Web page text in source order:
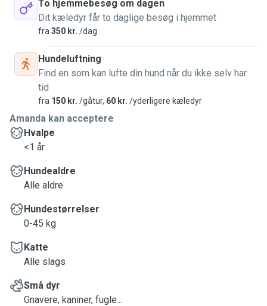
To hjemmebesøg om dagen
Dit kæledyr får to daglige besøg i hjemmet
fra 350 kr. /dag
Hundeluftning
Find en som kan lufte din hund når du ikke selv har
tid
fra 150 kr. /gåtur, 60 kr. /yderligere kæledyr
Amanda kan acceptere
Hvalpe
<1 år
Hundealdre
Alle aldre
Hundestørrelser
0-45 kg
Katte
Alle slags
Små dyr
Gnavere, kaniner, fugle...